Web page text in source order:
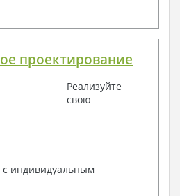
проектирование
Реализуйте
свою
с индивидуальным